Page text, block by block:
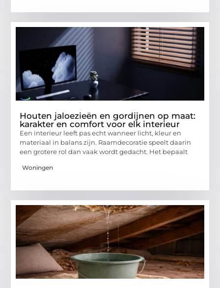
Houten jaloezieën en gordijnen op maat:
karakter en comfort voor elk interieur
Een interieur leeft pas echt wanneer licht, kleur en
materiaal in balans zijn. Raamdecoratie speelt daarin
een grotere rol dan vaak wordt gedacht. Het bepaalt
Woningen